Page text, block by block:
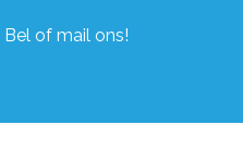
Bel of mail ons!